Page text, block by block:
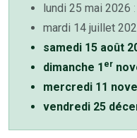
lundi 25 mai 2026
mardi 14 juillet
samedi 15 août
dimanche 1 er
mercredi 11
vendredi 25